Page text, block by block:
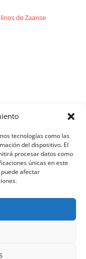
tecnologías como las
del dispositivo. El
procesar datos como
únicas en este
afectar
de Zaanse